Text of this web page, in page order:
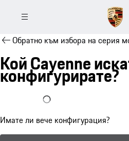
Обратно към избора на серия
Кой Cayenne
конфигурирате?
Вече имам конфигурация
Имате ли вече конфигурация?